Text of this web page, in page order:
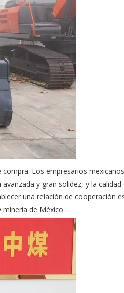
Los empresarios
y gran solidez, y la calidad
una relación de cooperación
de México.